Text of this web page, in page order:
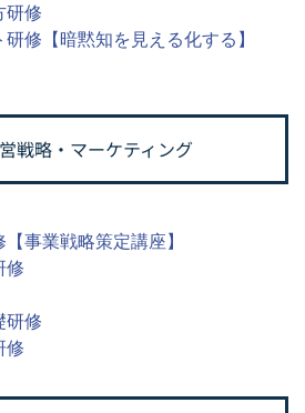
研修
修【暗黙知を見える化する】
戦略・マーケティング
事業戦略策定講座】
修
研修
修